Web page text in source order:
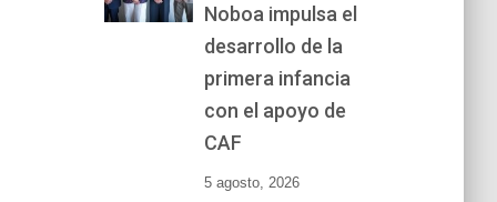
Noboa impulsa el
desarrollo de la
primera infancia
con el apoyo de
CAF
5 agosto, 2026